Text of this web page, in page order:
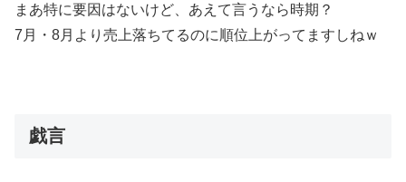
まあ特に要因はないけど、あえて言うなら時期？
7月・8月より売上落ちてるのに順位上がってますしねｗ
戯言